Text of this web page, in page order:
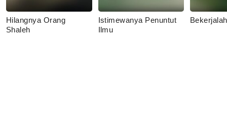
Hilangnya Orang
Shaleh
Istimewanya Penuntut
Ilmu
Bekerjalah